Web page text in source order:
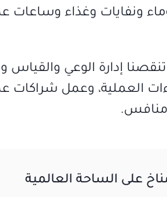
ونفايات وغذاء وساعات
إدارة الوعي والقياس
العملية، وعمل شراكات